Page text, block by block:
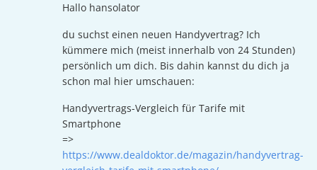
Hallo hansolator
du suchst einen neuen Handyvertrag? Ich
kümmere mich (meist innerhalb von 24 Stunden)
persönlich um dich. Bis dahin kannst du dich ja
schon mal hier umschauen:
Handyvertrags-Vergleich für Tarife mit
Smartphone
=>
https://www.dealdoktor.de/magazin/handyvertrag-